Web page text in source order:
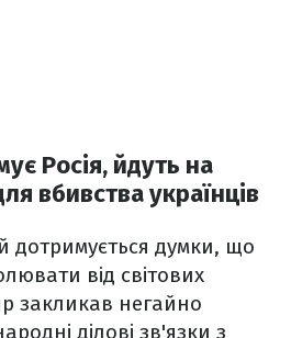
Росія, йдуть на
вбивства українців
думки, що
від світових
закликав негайно
ділові зв'язки з